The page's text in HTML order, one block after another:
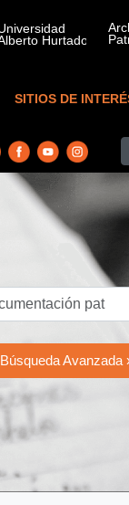
SITIOS DE
Búsqueda Avanzada